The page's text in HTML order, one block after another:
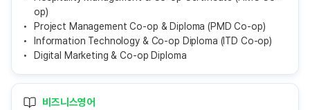
op)
Project Management Co-op & Diploma (PMD Co-op)
Information Technology & Co-op Diploma (ITD Co-op)
Digital Marketing & Co-op Diploma
비즈니스영어